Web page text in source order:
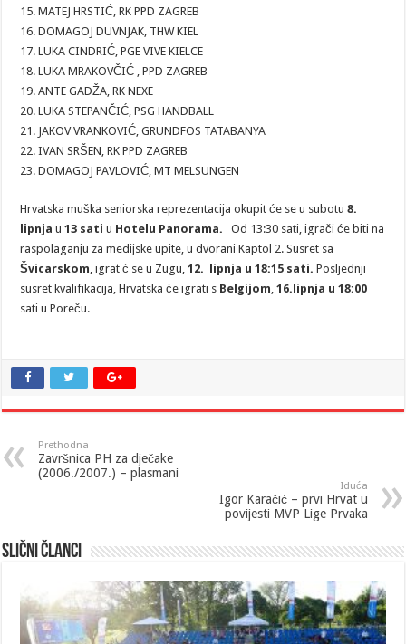
15. MATEJ HRSTIĆ, RK PPD ZAGREB
16. DOMAGOJ DUVNJAK, THW KIEL
17. LUKA CINDRIĆ, PGE VIVE KIELCE
18. LUKA MRAKOVČIĆ , PPD ZAGREB
19. ANTE GADŽA, RK NEXE
20. LUKA STEPANČIĆ, PSG HANDBALL
21. JAKOV VRANKOVIĆ, GRUNDFOS TATABANYA
22. IVAN SRŠEN, RK PPD ZAGREB
23. DOMAGOJ PAVLOVIĆ, MT MELSUNGEN
Hrvatska muška seniorska reprezentacija okupit će se u subotu 8.
lipnja u13 satiu Hotelu Panorama. Od 13:30 sati, igrači će biti na
raspolaganju za medijske upite, u dvorani Kaptol 2. Susret sa
Švicarskom, igrat ć se u Zugu,12. lipnja u 18:15 sati. Posljednji
susret kvalifikacija, Hrvatska će igrati s Belgijom,16.lipnja u 18:00
sati u Poreču.
Prethodna
Završnica PH za dječake
(2006./2007.) – plasmani
Iduća
Igor Karačić – prvi Hrvat u
povijesti MVP Lige Prvaka
Slični članci